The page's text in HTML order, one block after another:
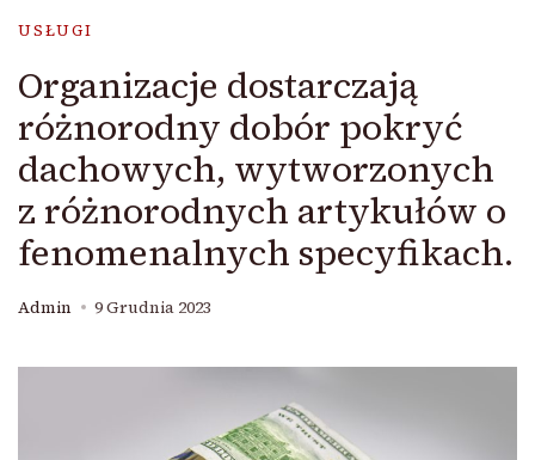
USŁUGI
Organizacje dostarczają
różnorodny dobór pokryć
dachowych, wytworzonych
z różnorodnych artykułów o
fenomenalnych specyfikach.
Admin 9 Grudnia 2023